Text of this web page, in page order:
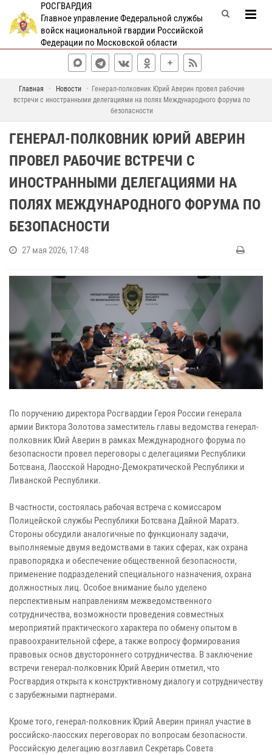
РОСГВАРДИЯ
Главное управление Федеральной службы
войск национальной гвардии Российской
Федерации по Московской области
Главная Новости
Генерал-полковник Юрий Аверин провел рабочие
встречи с иностранными делегациями на полях Международного форума по
безопасности
ГЕНЕРАЛ-ПОЛКОВНИК ЮРИЙ АВЕРИН
ПРОВЕЛ РАБОЧИЕ ВСТРЕЧИ С
ИНОСТРАННЫМИ ДЕЛЕГАЦИЯМИ НА
ПОЛЯХ МЕЖДУНАРОДНОГО ФОРУМА ПО
БЕЗОПАСНОСТИ
27 мая 2026, 17:48
По поручению директора Росгвардии Героя России генерала
армии Виктора Золотова заместитель главы ведомства генерал-
полковник Юий Аверин в рамках Международного форума по
безопасности провел переговоры с делегациями Республики
Ботсвана, Лаосской Народно-Демократической Республики и
Ливанской Республики.
В частности, состоялась рабочая встреча с комиссаром
Полицейской службы Республики Ботсвана Дайной Маратэ.
Стороны обсудили аналогичные по функционалу задачи,
выполняемые двумя ведомствами в таких сферах, как охрана
правопорядка и обеспечение общественной безопасности,
применение подразделений специального назначения, охрана
должностных лиц. Особое внимание было уделено
перспективным направлениям межведомственного
сотрудничества, возможности проведения совместных
мероприятий практического характера по обмену опытом в
правоохранительной сфере, а также вопросу формирования
правовых основ двустороннего сотрудничества. В заключение
встречи генерал-полковник Юрий Аверин отметил, что
Росгвардия открыта к конструктивному диалогу и сотрудничеству
с зарубежными партнерами.
Кроме того, генерал-полковник Юрий Аверин принял участие в
российско-лаосских переговорах по вопросам безопасности.
Российскую делегацию возглавил Секретарь Совета